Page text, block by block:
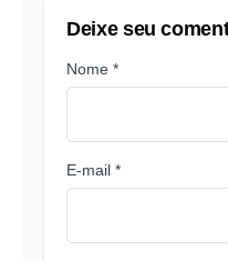
Deixe seu
Nome *
E-mail *